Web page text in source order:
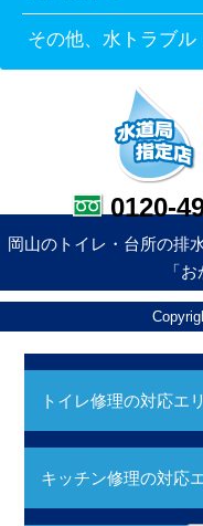
その他、水トラブル
0120-
岡山のトイレ・台所の排
「
トイレ修理の対応エ
キッチン修理の対応